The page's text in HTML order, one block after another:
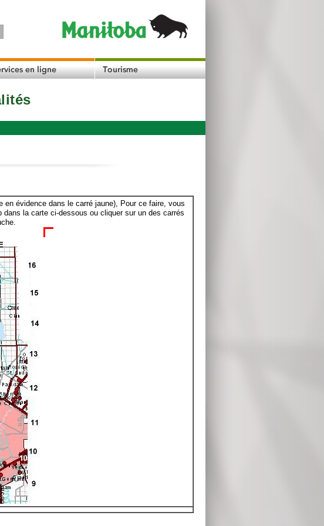
évidence dans le carré jaune), Pour ce faire, vous
la carte ci-dessous ou cliquer sur un des carrés